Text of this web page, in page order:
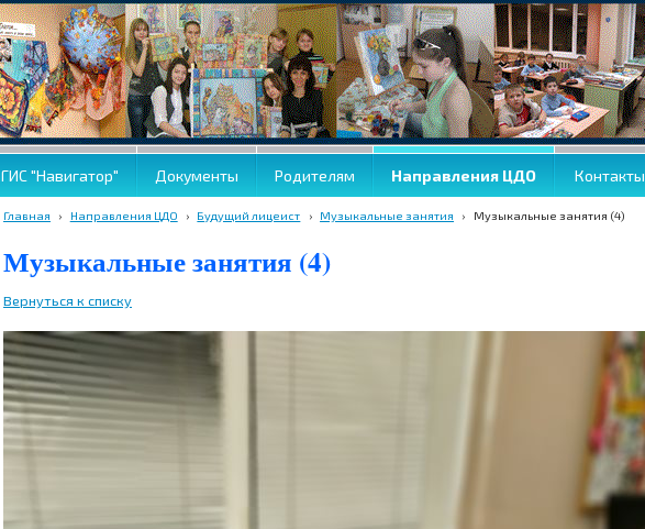
ГИС "Навигатор" Документы Родителям Направления ЦДО Контакты
Главная › Направления ЦДО › Будущий лицеист › Музыкальные занятия › Музыкальные занятия (4)
Музыкальные занятия (4)
Вернуться к списку